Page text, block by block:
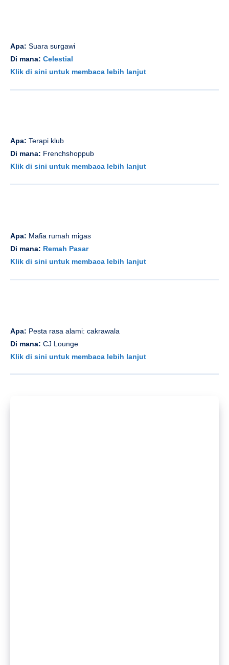
Apa: Suara surgawi
Di mana: Celestial
Klik di sini untuk membaca lebih lanjut
Apa: Terapi klub
Di mana: Frenchshoppub
Klik di sini untuk membaca lebih lanjut
Apa: Mafia rumah migas
Di mana: Remah Pasar
Klik di sini untuk membaca lebih lanjut
Apa: Pesta rasa alami: cakrawala
Di mana: CJ Lounge
Klik di sini untuk membaca lebih lanjut